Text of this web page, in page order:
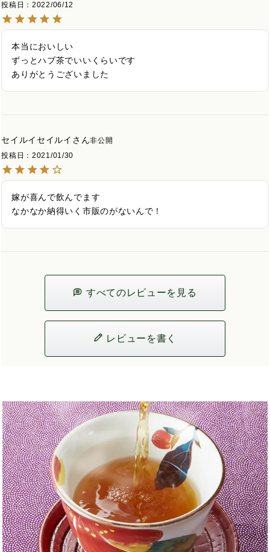
投稿日
2022/06/12
本当においしい
ずっとハブ茶でいいくらいです
ありがとうございました
セイルイセイルイ
非公開
投稿日
2021/01/30
嫁が喜んで飲んでます
なかなか納得いく市販のがないんで！
すべてのレビューを見る
レビューを書く